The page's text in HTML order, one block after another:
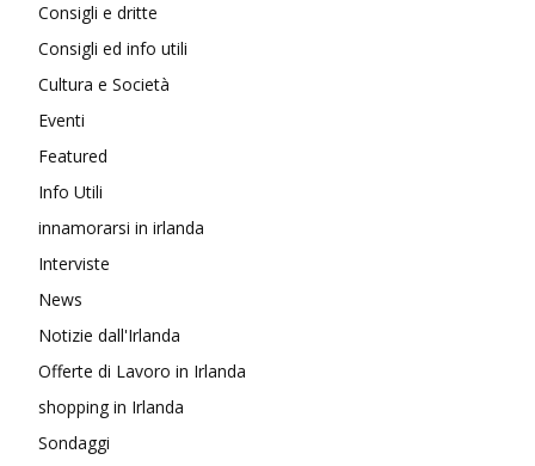
Consigli e dritte
Consigli ed info utili
Cultura e Società
Eventi
Featured
Info Utili
innamorarsi in irlanda
Interviste
News
Notizie dall'Irlanda
Offerte di Lavoro in Irlanda
shopping in Irlanda
Sondaggi